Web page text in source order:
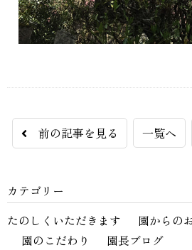
前の記事を見る 一覧へ
カテゴリー
たのしくいただきます
園からの
園のこだわり
園長ブログ